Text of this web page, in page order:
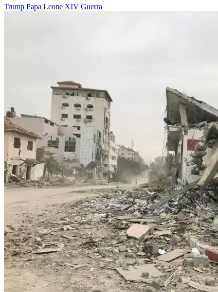
Trump Papa Leone XIV Guerra